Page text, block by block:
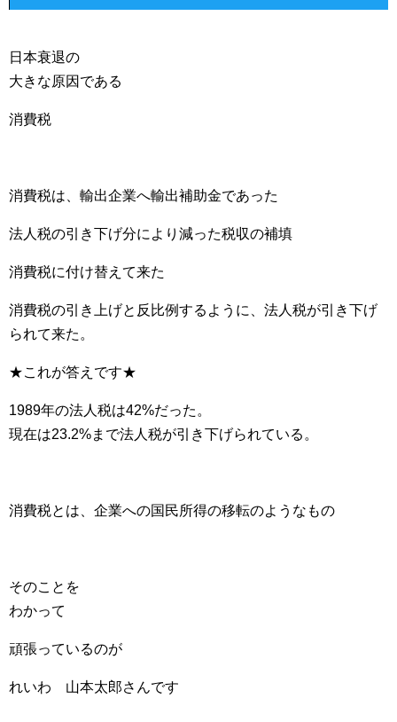
日本衰退の
大きな原因である
消費税
消費税は、輸出企業へ輸出補助金であった
法人税の引き下げ分により減った税収の補填
消費税に付け替えて来た
消費税の引き上げと反比例するように、法人税が引き下げ
られて来た。
★これが答えです★
1989年の法人税は42%だった。
現在は23.2%まで法人税が引き下げられている。
消費税とは、企業への国民所得の移転のようなもの
そのことを
わかって
頑張っているのが
れいわ 山本太郎さんです